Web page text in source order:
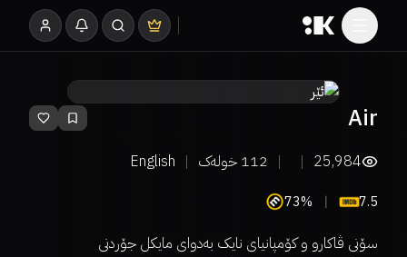
Air
25,984
112 خولەک English
7.5
73%
سۆنی ڤاکارو و کۆمپانیای نایک بەدوای مایکل جۆردنی